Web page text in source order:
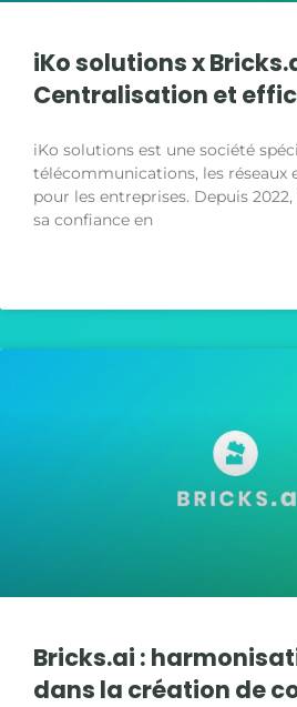
iKo solutions x
Centralisation et
iKo solutions est une société
télécommunications, les réseaux
pour les entreprises. Depuis
sa confiance en
Bricks.ai :
dans la création de